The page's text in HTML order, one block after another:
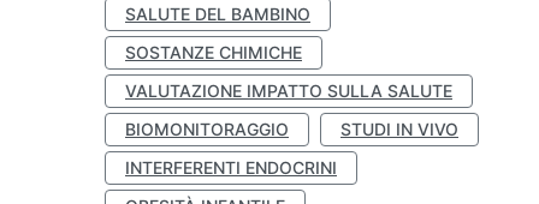
SALUTE DEL BAMBINO
SOSTANZE CHIMICHE
VALUTAZIONE IMPATTO SULLA SALUTE
BIOMONITORAGGIO
STUDI IN VIVO
INTERFERENTI ENDOCRINI